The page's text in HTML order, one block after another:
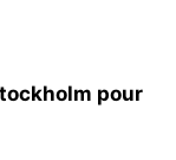
pour